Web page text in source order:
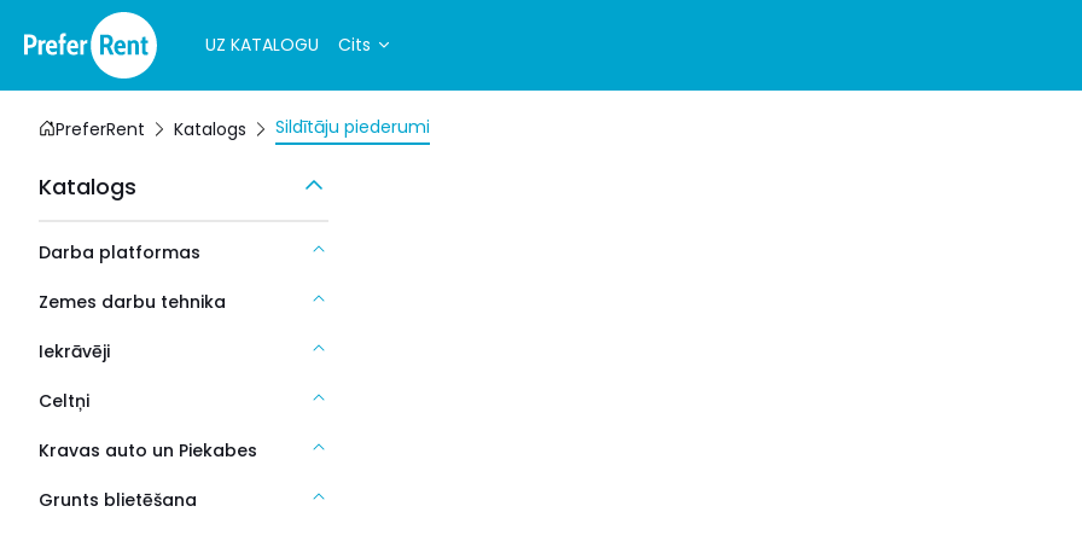
UZ KATALOGU Cits
PreferRent Katalogs Sildītāju piederumi
Katalogs
Darba platformas
Zemes darbu tehnika
Iekrāvēji
Celtņi
Kravas auto un Piekabes
Grunts blietēšana